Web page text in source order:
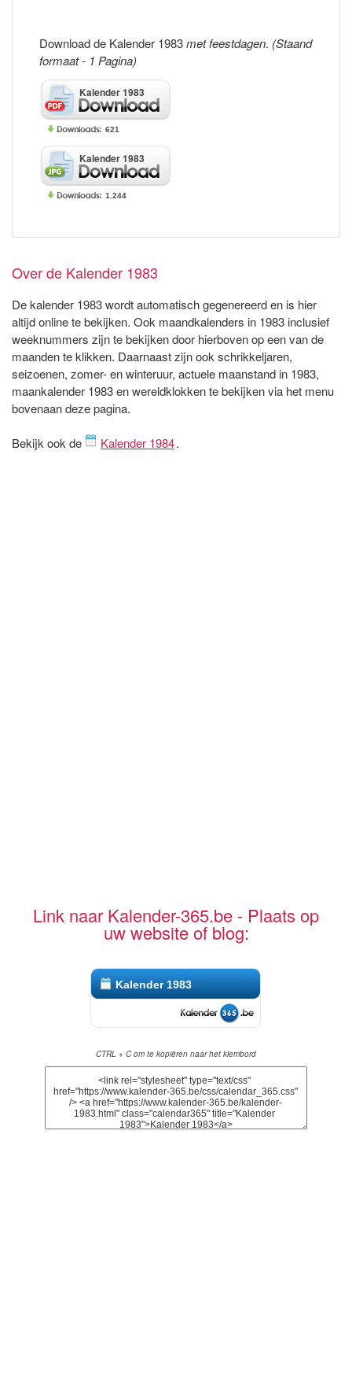
Download de Kalender 1983met feestdagen. (Staand
formaat - 1 Pagina)
Kalender 1983
621
Kalender 1983
1.244
Over de Kalender 1983
De kalender 1983 wordt automatisch gegenereerd en is hier
altijd online te bekijken. Ook maandkalenders in 1983 inclusief
weeknummers zijn te bekijken door hierboven op een van de
maanden te klikken. Daarnaast zijn ook schrikkeljaren,
seizoenen, zomer- en winteruur, actuele maanstand in 1983,
maankalender 1983 en wereldklokken te bekijken via het menu
bovenaan deze pagina.
Bekijk ook de Kalender 1984.
Link naar Kalender-365.be - Plaats op
uw website of blog:
Kalender 1983
CTRL + C om te kopiëren naar het klembord